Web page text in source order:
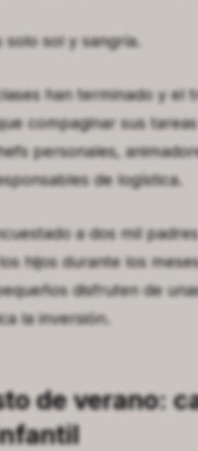
solo sol y sangría.
han terminado y el
compaginar sus
personales,
de logística.
a dos mil
hijos durante los
disfruten de
la inversión.
de verano: